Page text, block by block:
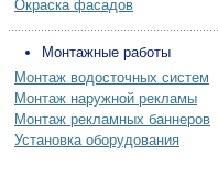
Окраска фасадов
Монтажные работы
Монтаж водосточных систем
Монтаж наружной рекламы
Монтаж рекламных баннеров
Установка оборудования